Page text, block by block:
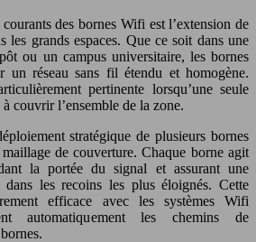
des bornes Wifi est l’extension de
les grands espaces. Que ce soit dans une
ou un campus universitaire, les bornes
un réseau sans fil étendu et homogène.
pertinente lorsqu’une seule
couvrir l’ensemble de la zone.
stratégique de plusieurs bornes
de couverture. Chaque borne agit
la portée du signal et assurant une
dans les recoins les plus éloignés. Cette
efficace avec les systèmes Wifi
automatiquement les chemins de